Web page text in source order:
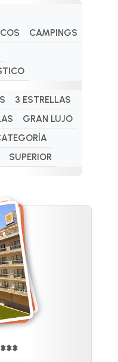
CAMPINGS
3 ESTRELLAS
GRAN LUJO
SUPERIOR
****